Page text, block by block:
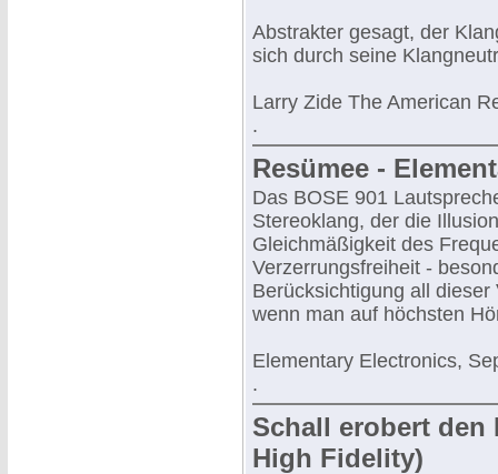
Abstrakter gesagt, der
sich durch seine
Larry Zide The American
.
Resümee -
Das BOSE 901
Stereoklang, der die
Gleichmäßigkeit des
Verzerrungsfreiheit -
Berücksichtigung all
wenn man auf höchsten
Elementary Electronics,
.
Schall erobert den
High Fidelity)